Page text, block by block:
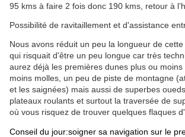
95 kms à faire 2 fois donc 190 kms, retour à
Possibilité de ravitaillement et d'assistance
Nous avons réduit un peu la longueur de
qui risquait d'être un peu longue car très
aurez déjà les premières dunes plus ou
moins molles, un peu de piste de montagne
et les saignées) mais aussi de superbes
plateaux roulants et surtout la traversée de
où vous risquez de trouver quelques flaques
Conseil du jour:soigner sa navigation sur le